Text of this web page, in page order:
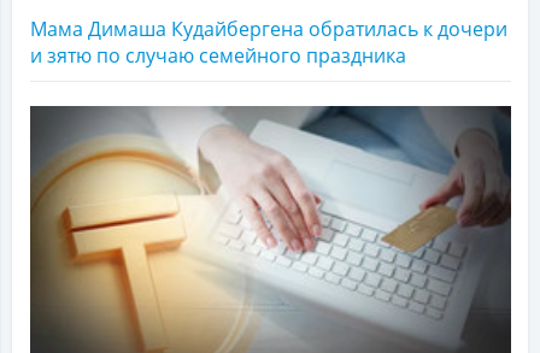
Мама Димаша Кудайбергена обратилась к дочери
и зятю по случаю семейного праздника